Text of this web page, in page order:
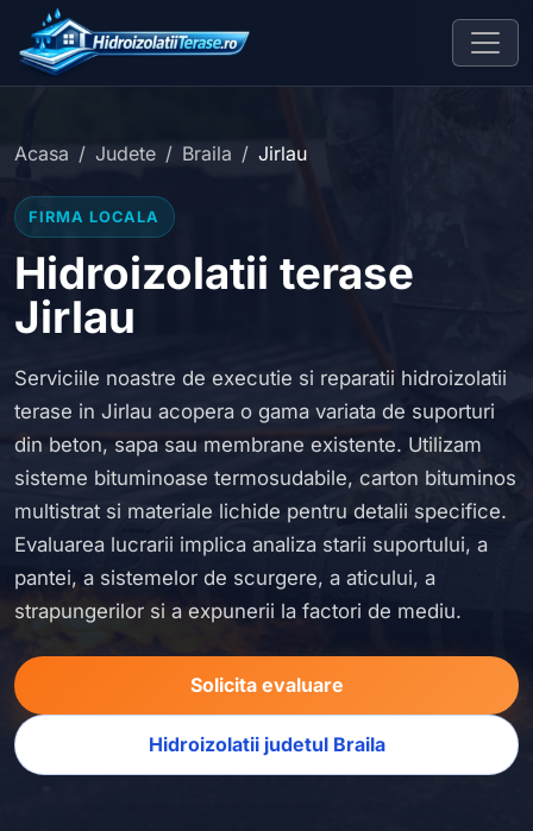
Acasa Judete Braila Jirlau
FIRMA LOCALA
Hidroizolatii terase
Jirlau
Serviciile noastre de executie si reparatii hidroizolatii
terase in Jirlau acopera o gama variata de suporturi
din beton, sapa sau membrane existente. Utilizam
sisteme bituminoase termosudabile, carton bituminos
multistrat si materiale lichide pentru detalii specifice.
Evaluarea lucrarii implica analiza starii suportului, a
pantei, a sistemelor de scurgere, a aticului, a
strapungerilor si a expunerii la factori de mediu.
Solicita evaluare
Hidroizolatii judetul Braila